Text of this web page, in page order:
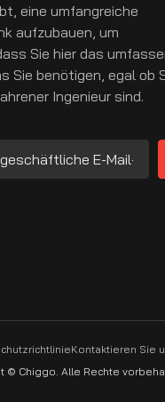
eine umfangreiche
aufzubauen, um
Sie hier das
Sie benötigen, egal ob
Ingenieur sind.
© Chiggo. Alle Rechte
Kontaktieren Sie